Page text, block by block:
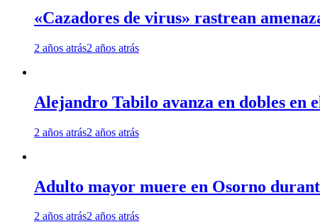
«Cazadores de virus» rastrean
2 años atrás2 años atrás
Alejandro Tabilo avanza en dobles en
2 años atrás2 años atrás
Adulto mayor muere en Osorno
2 años atrás2 años atrás